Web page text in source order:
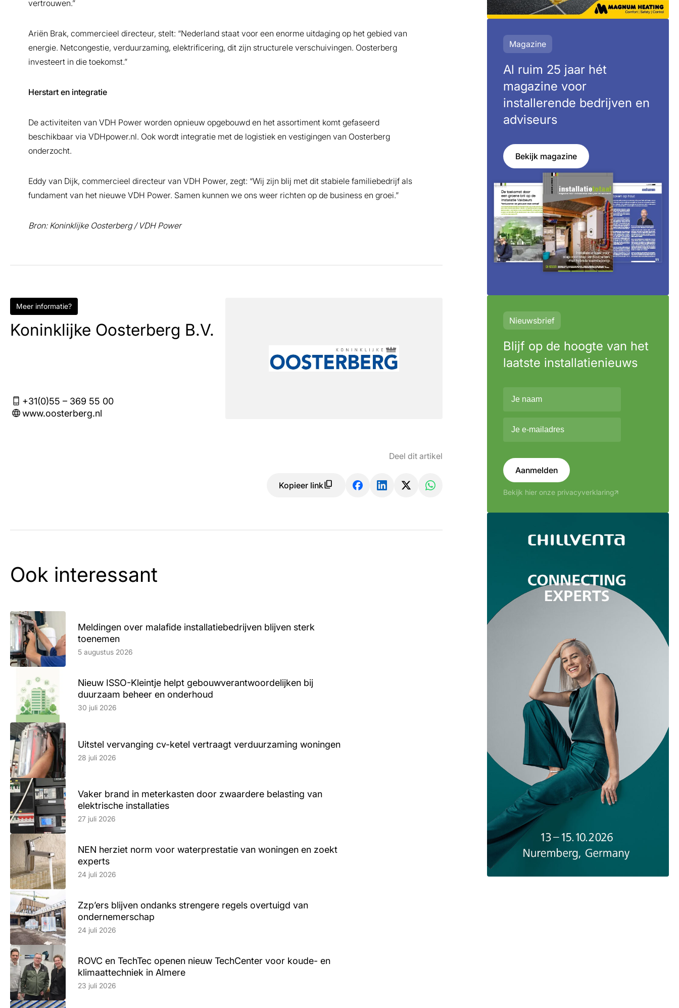
vertrouwen.”
Ariën Brak, commercieel directeur, stelt: “Nederland staat voor een enorme uitdaging op het gebied van
energie. Netcongestie, verduurzaming, elektrificering, dit zijn structurele verschuivingen. Oosterberg
investeert in die toekomst.”
Herstart en integratie
De activiteiten van VDH Power worden opnieuw opgebouwd en het assortiment komt gefaseerd
beschikbaar via VDHpower.nl. Ook wordt integratie met de logistiek en vestigingen van Oosterberg
onderzocht.
Eddy van Dijk, commercieel directeur van VDH Power, zegt: “Wij zijn blij met dit stabiele familiebedrijf als
fundament van het nieuwe VDH Power. Samen kunnen we ons weer richten op de business en groei.”
Bron: Koninklijke Oosterberg / VDH Power
Meer informatie?
Koninklijke Oosterberg B.V.
+31(0)55 – 369 55 00
www.oosterberg.nl
Deel dit artikel
Kopieer link
Ook interessant
Meldingen over malafide installatiebedrijven blijven sterk
toenemen
Lees artikel
5 augustus 2026
Nieuw ISSO-Kleintje helpt gebouwverantwoordelijken bij
duurzaam beheer en onderhoud
Lees artikel
30 juli 2026
Uitstel vervanging cv-ketel vertraagt verduurzaming woningen
Lees artikel
28 juli 2026
Vaker brand in meterkasten door zwaardere belasting van
elektrische installaties
Lees artikel
27 juli 2026
NEN herziet norm voor waterprestatie van woningen en zoekt
experts
Lees artikel
24 juli 2026
Zzp’ers blijven ondanks strengere regels overtuigd van
ondernemerschap
Lees artikel
24 juli 2026
ROVC en TechTec openen nieuw TechCenter voor koude- en
klimaattechniek in Almere
Lees artikel
23 juli 2026
Magazine
Al ruim 25 jaar hét
magazine voor
installerende bedrijven en
adviseurs
Bekijk magazine
Nieuwsbrief
Blijf op de hoogte van het
laatste installatienieuws
Aanmelden
Bekijk hier onze privacyverklaring